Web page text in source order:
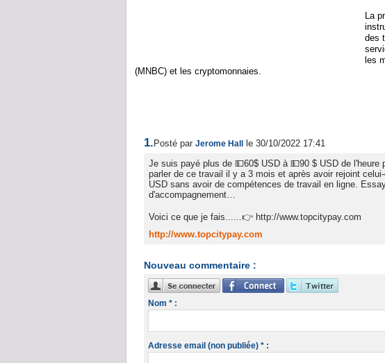
La
des
les
(MNBC) et les cryptomonnaies.
1. Posté par Jerome Hall
le 30/10/2022 17:41
Je suis payé plus de 💵60$ USD à 💵90 $ USD de l'heure
parler de ce travail il y a 3 mois et après avoir rejoint
USD sans avoir de compétences de travail en ligne.
d'accompagnement…
Voici ce que je fais......👉 http://www.topcitypay.com
http://www.topcitypay.com
Nouveau commentaire :
Nom * :
Adresse email (non publiée) * :